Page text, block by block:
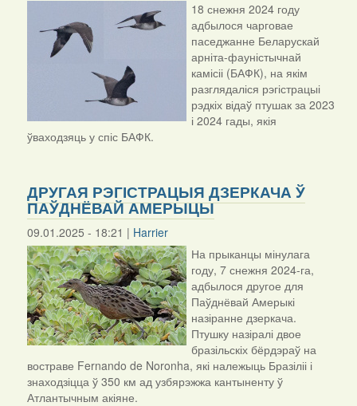
18 снежня 2024 году
адбылося чарговае
паседжанне Беларускай
арніта-фауністычнай
камісіі (БАФК), на якім
разглядаліся рэгістрацыі
рэдкіх відаў птушак за 2023
і 2024 гады, якія
ўваходзяць у спіс БАФК.
ДРУГАЯ РЭГІСТРАЦЫЯ ДЗЕРКАЧА Ў
ПАЎДНЁВАЙ АМЕРЫЦЫ
09.01.2025 - 18:21 | Harrier
На прыканцы мінулага
году, 7 снежня 2024-га,
адбылося другое для
Паўднёвай Амерыкі
назіранне дзеркача.
Птушку назіралі двое
бразільскіх бёрдэраў на
востраве Fernando de Noronha, які належыць Бразіліі і
знаходзіцца ў 350 км ад узбярэжжа кантыненту ў
Атлантычным акіяне.